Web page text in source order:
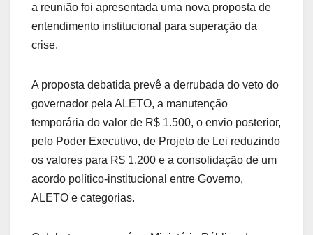
a reunião foi apresentada uma nova proposta de
entendimento institucional para superação da
crise.
A proposta debatida prevê a derrubada do veto do
governador pela ALETO, a manutenção
temporária do valor de R$ 1.500, o envio posterior,
pelo Poder Executivo, de Projeto de Lei reduzindo
os valores para R$ 1.200 e a consolidação de um
acordo político-institucional entre Governo,
ALETO e categorias.